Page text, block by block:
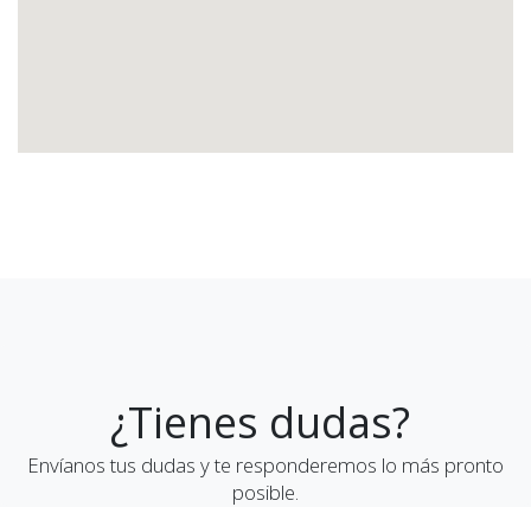
¿Tienes dudas?
Envíanos tus dudas y te responderemos lo más pronto
posible.